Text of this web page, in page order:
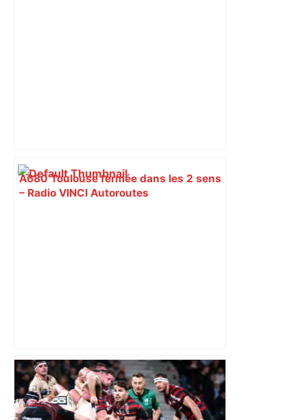
A680 Toulouse fermée dans les 2 sens
– Radio VINCI Autoroutes
Capilla en bleu ciel pour combien de
temps encore ? Toulouse et l'UBB aux
aguets – Rugbynistere